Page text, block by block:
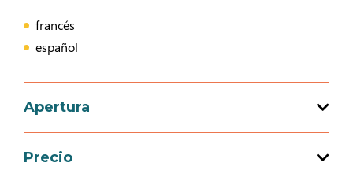
francés
español
Apertura
Apertura del 01 enero 2026 al 31 diciembre
2026
Precio